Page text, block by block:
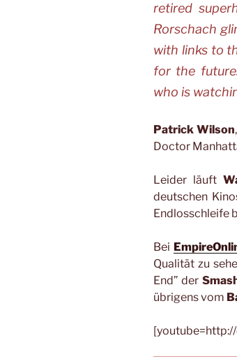
retired
Rorschach
with links to
for the
who is
Patrick Wilson,
Doctor
Leider läuft
deutschen
Endlosschleife
Bei
Qualität zu
End” der
übrigens vom